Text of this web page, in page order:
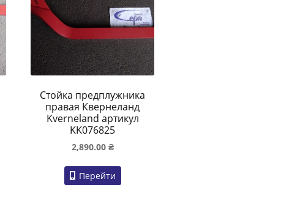
Стойка предплужника
правая Квернеланд
Kverneland артикул
KK076825
2,890.00 ₴
Перейти